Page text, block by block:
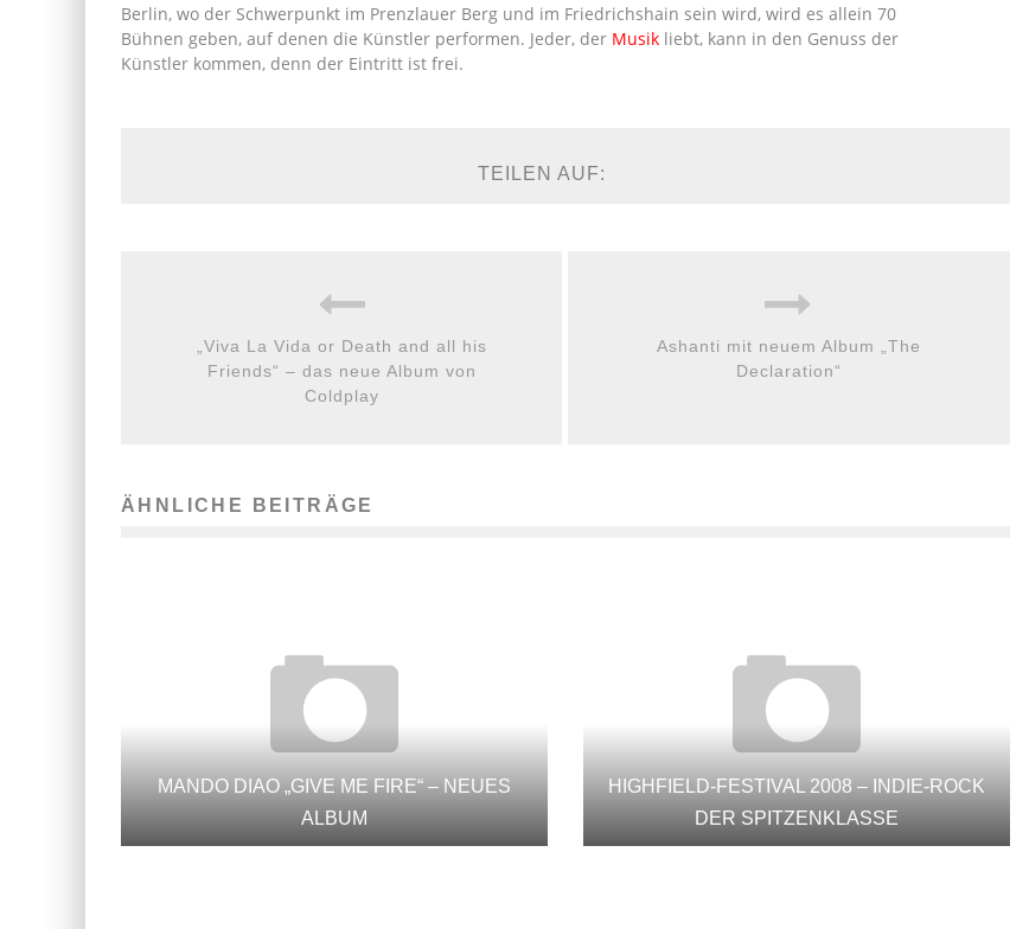
Berlin, wo der Schwerpunkt im Prenzlauer Berg und im Friedrichshain sein wird, wird es allein 70
Bühnen geben, auf denen die Künstler performen. Jeder, der Musik liebt, kann in den Genuss der
Künstler kommen, denn der Eintritt ist frei.
TEILEN AUF:
„Viva La Vida or Death and all his
Friends“ – das neue Album von
Coldplay
Ashanti mit neuem Album „The
Declaration“
ÄHNLICHE BEITRÄGE
MANDO DIAO „GIVE ME FIRE“ – NEUES
ALBUM
HIGHFIELD-FESTIVAL 2008 – INDIE-ROCK
DER SPITZENKLASSE